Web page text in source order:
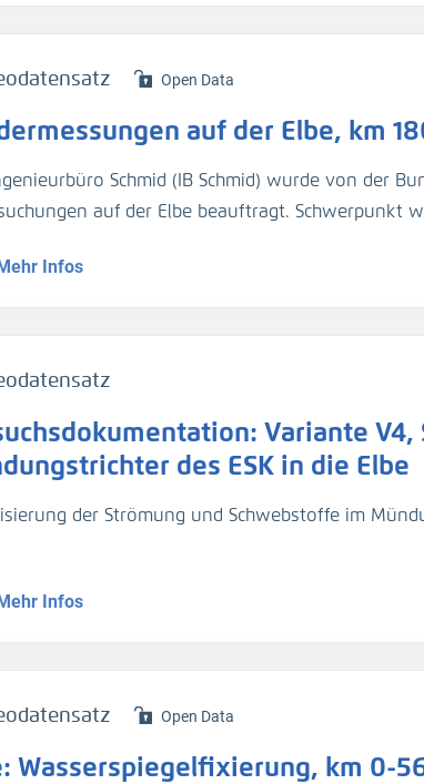
(v_Str)
erfolgt
von Inseln, Kerben und Schlitzen
hinter Parallelwerk (PW) und in Senken
vom Altarm und hinter PW in
Coswig
Wurf
Wallwitzhafen
(H_Sohle)
(v_Str)
Open Data
auf der Elbe, km
Schmid (IB Schmid) wurde von der
auf der Elbe beauftragt. Schwerpunkt
bei einem Durchfluss größer
Geschwindigkeitsmessungen
vom 22.04.2023 bis 27.04.2023
(H_Sohle)
(Q)
Infos
Variante
des ESK in die Elbe
der Strömung und Schwebstoffe im
Infos
Open Data
Wasserspiegelfixierung, km 0-